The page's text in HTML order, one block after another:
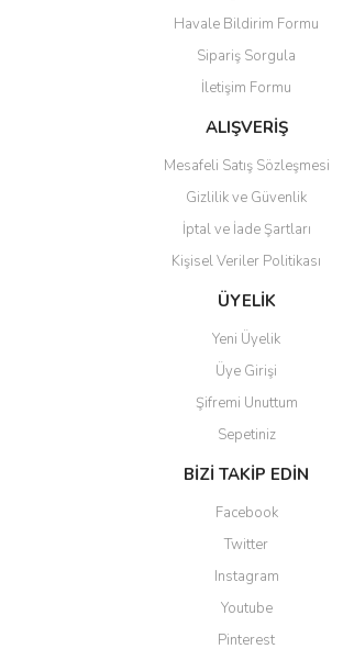
Ürün açıklamasında eksik bilgiler bulunuyor.
Ürün bilgilerinde hatalar bulunuyor.
Ürün fiyatı diğer sitelerden daha pahalı.
Bu ürüne benzer farklı alternatifler olmalı.
Gönder
Havale Bildirim Formu
Sipariş Sorgula
İletişim Formu
ALIŞVERİŞ
Mesafeli Satış Sözleşmesi
Gizlilik ve Güvenlik
İptal ve İade Şartları
Kişisel Veriler Politikası
ÜYELİK
Yeni Üyelik
Üye Girişi
Şifremi Unuttum
Sepetiniz
BİZİ TAKİP EDİN
Facebook
Twitter
Instagram
Youtube
Pinterest